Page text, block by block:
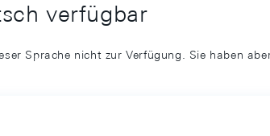
verfügbar
Sprache nicht zur Verfügung. Sie haben